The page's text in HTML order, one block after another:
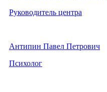
Руководитель центра
Антипин Павел Петрович
Психолог